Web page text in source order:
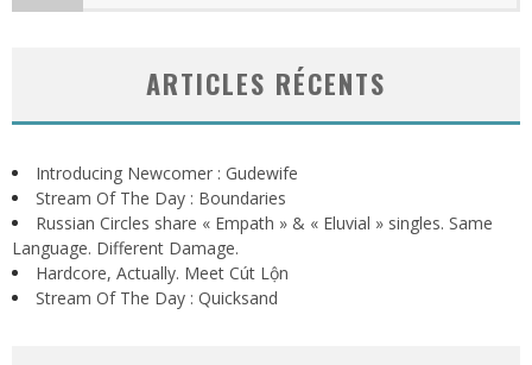
ARTICLES RÉCENTS
Introducing Newcomer : Gudewife
Stream Of The Day : Boundaries
Russian Circles share « Empath » & « Eluvial » singles. Same
Language. Different Damage.
Hardcore, Actually. Meet Cút Lộn
Stream Of The Day : Quicksand